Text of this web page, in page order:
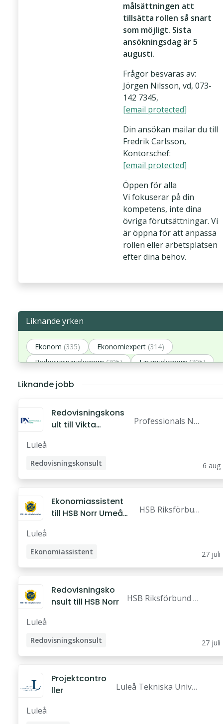
målsättningen att
tillsätta rollen så snart
som möjligt. Sista
ansökningsdag är 5
augusti.
Frågor besvaras av:
Jörgen Nilsson, vd, 073-
142 7345,
[email protected]
Din ansökan mailar du till
Fredrik Carlsson,
Kontorschef:
[email protected]
Öppen för alla
Vi fokuserar på din
kompetens, inte dina
övriga förutsättningar. Vi
är öppna för att anpassa
rollen eller arbetsplatsen
efter dina behov.
Liknande yrken
Ekonom (335) Ekonomiexpert (314)
Redovisningsekonom (305) Finansekonom (305)
Liknande jobb
Redovisningskons
ult till Vikta
Professionals No
Luleå
Redovisningskonsult 6 aug
Ekonomiassistent
till HSB Norr Umeå
HSB Riksförbun
Luleå
Ekonomiassistent 27 juli
Redovisningsko
nsult till HSB Norr
HSB Riksförbund e
Luleå
Redovisningskonsult 27 juli
Projektcontro
ller
Luleå Tekniska Univer
Luleå